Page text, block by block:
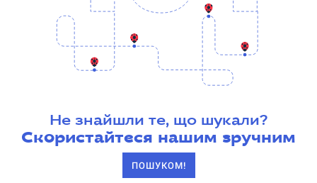
Не знайшли те, що шукали?
Скористайтеся нашим зручним
ПОШУКОМ!